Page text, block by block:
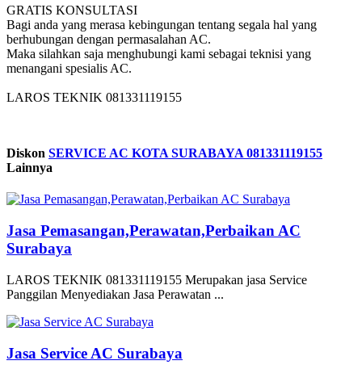
GRATIS KONSULTASI
Bagi anda yang merasa kebingungan tentang segala hal yang
berhubungan dengan permasalahan AC.
Maka silahkan saja menghubungi kami sebagai teknisi yang
menangani spesialis AC.
LAROS TEKNIK 081331119155
Diskon SERVICE AC KOTA SURABAYA 081331119155
Lainnya
Jasa Pemasangan,Perawatan,Perbaikan AC
Surabaya
LAROS TEKNIK 081331119155 Merupakan jasa Service
Panggilan Menyediakan Jasa Perawatan ...
Jasa Service AC Surabaya